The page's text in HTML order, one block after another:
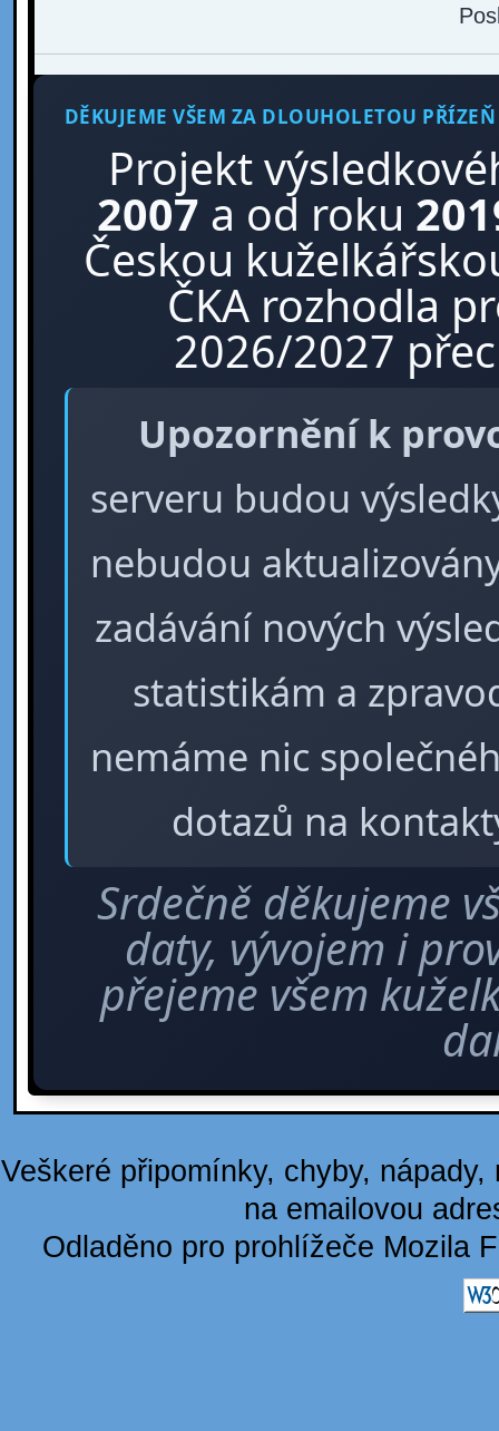
DĚKUJEME VŠEM ZA DLOUHOLETOU PŘÍZEŇ
Projekt
2007 a od roku
Českou
ČKA rozhodla
2026/2027
Upozornění k
serveru budou
nebudou
zadávání nových
statistikám a
nemáme nic
dotazů na
Srdečně děkujeme
daty, vývojem i
přejeme všem
Veškeré připomínky, chyby,
na emailovou
Odladěno pro prohlížeče Mozila